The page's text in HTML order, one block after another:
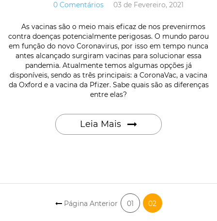
0 Comentários 03 de Fevereiro, 2021
As vacinas são o meio mais eficaz de nos prevenirmos
contra doenças potencialmente perigosas. O mundo parou
em função do novo Coronavirus, por isso em tempo nunca
antes alcançado surgiram vacinas para solucionar essa
pandemia. Atualmente temos algumas opções já
disponíveis, sendo as três principais: a CoronaVac, a vacina
da Oxford e a vacina da Pfizer. Sabe quais são as diferenças
entre elas?
Leia Mais
Página Anterior 01 02